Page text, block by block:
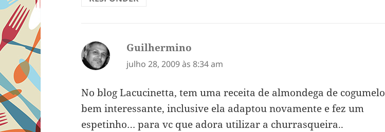
Guilhermino
julho 28, 2009 às 8:34 am
No blog Lacucinetta, tem uma receita de almondega de cogumelo
bem interessante, inclusive ela adaptou novamente e fez um
espetinho… para vc que adora utilizar a churrasqueira..